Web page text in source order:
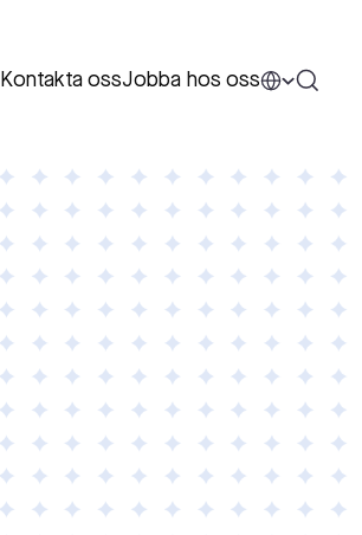
Kontakta ossJobba hos oss